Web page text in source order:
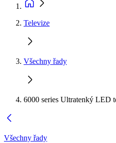
Televize
Všechny řady
6000 series Ultratenký LED
Všechny řady